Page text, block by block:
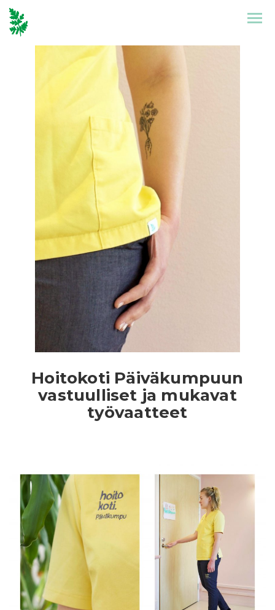
Mallisto
Puronen
Referenssit
Suunnittelu
Yhteystiedot
Tarinat
In English
Hoitokoti Päiväkumpuun
vastuulliset ja mukavat
työvaatteet